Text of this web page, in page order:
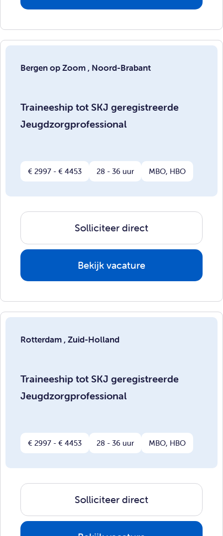
Bergen op Zoom , Noord-Brabant
Traineeship tot SKJ geregistreerde
Jeugdzorgprofessional
€ 2997 - € 4453 28 - 36 uur MBO, HBO
Solliciteer direct
Bekijk vacature
Rotterdam , Zuid-Holland
Traineeship tot SKJ geregistreerde
Jeugdzorgprofessional
€ 2997 - € 4453 28 - 36 uur MBO, HBO
Solliciteer direct